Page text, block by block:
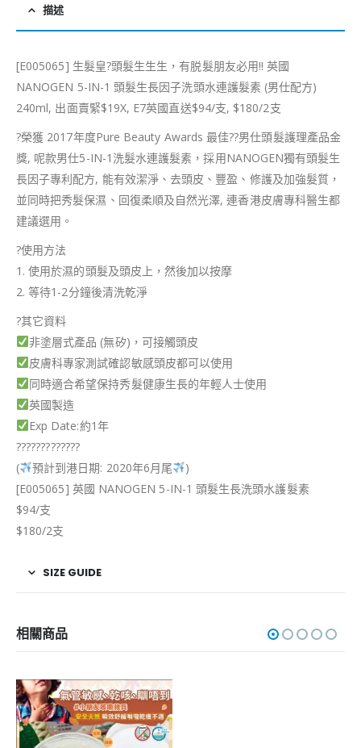
描述
[E005065] 生髮皇?頭髮生生生，有脱髮朋友必用!! 英國
NANOGEN 5-IN-1 頭髮生長因子洗頭水連護髮素 (男仕配方)
240ml, 出面賣緊$19X, E7英國直送$94/支, $180/2支
?榮獲 2017年度Pure Beauty Awards 最佳??男仕頭髮護理產品金
獎, 呢款男仕5-IN-1洗髮水連護髮素，採用NANOGEN獨有頭髮生
長因子專利配方, 能有效潔淨、去頭皮、豐盈、修護及加強髮質，
並同時把秀髮保濕、回復柔順及自然光澤, 連香港皮膚專科醫生都
建議選用。
?使用方法
1. 使用於濕的頭髮及頭皮上，然後加以按摩
2. 等待1-2分鐘後清洗乾淨
?其它資料
非塗層式產品 (無矽)，可接觸頭皮
皮膚科專家測試確認敏感頭皮都可以使用
同時適合希望保持秀髮健康生長的年輕人士使用
英國製造
Exp Date:約1年
?????????????
(
預計到港日期: 2020年6月尾
)
[E005065] 英國 NANOGEN 5-IN-1 頭髮生長洗頭水護髮素
$94/支
$180/2支
SIZE GUIDE
相關商品